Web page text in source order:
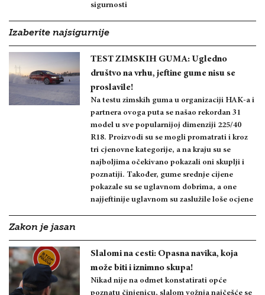
sigurnosti
Izaberite najsigurnije
TEST ZIMSKIH GUMA: Ugledno
društvo na vrhu, jeftine gume nisu se
proslavile!
Na testu zimskih guma u organizaciji HAK-a i
partnera ovoga puta se našao rekordan 31
model u sve popularnijoj dimenziji 225/40
R18. Proizvodi su se mogli promatrati i kroz
tri cjenovne kategorije, a na kraju su se
najboljima očekivano pokazali oni skuplji i
poznatiji. Također, gume srednje cijene
pokazale su se uglavnom dobrima, a one
najjeftinije uglavnom su zaslužile loše ocjene
Zakon je jasan
Slalomi na cesti: Opasna navika, koja
može biti i iznimno skupa!
Nikad nije na odmet konstatirati opće
poznatu činjenicu, slalom vožnja najčešće se